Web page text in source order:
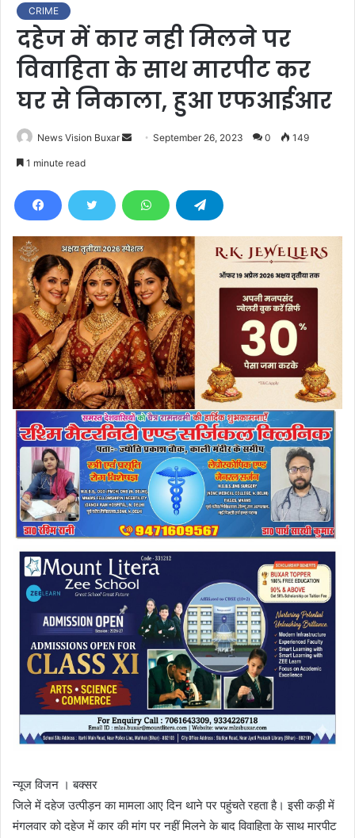
CRIME
दहेज में कार नही मिलने पर
विवाहिता के साथ मारपीट कर
घर से निकाला, हुआ एफआईआर
News Vision Buxar
d
e
m
a
i
l
September 26, 2023 0 149
1 minute read
न्यूज विजन । बक्सर
जिले में दहेज उत्पीड़न का मामला आए दिन थाने पर पहुंचते रहता है। इसी कड़ी में
मंगलवार को दहेज में कार की मांग पर नहीं मिलने के बाद विवाहिता के साथ मारपीट